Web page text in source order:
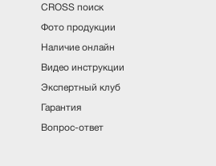
CROSS поиск
Фото продукции
Наличие онлайн
Видео инструкции
Экспертный клуб
Гарантия
Вопрос-ответ